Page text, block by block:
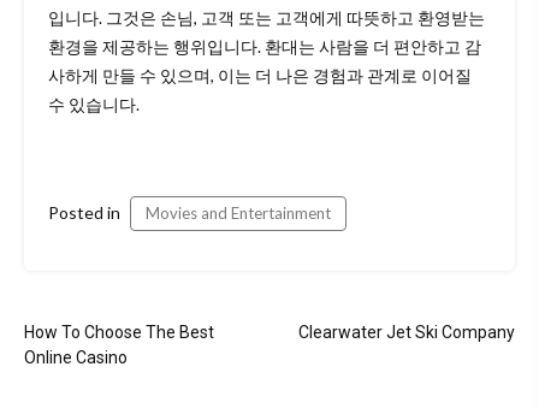
입니다. 그것은 손님, 고객 또는 고객에게 따뜻하고 환영받는
환경을 제공하는 행위입니다. 환대는 사람을 더 편안하고 감
사하게 만들 수 있으며, 이는 더 나은 경험과 관계로 이어질
수 있습니다.
Posted in Movies and Entertainment
Post
navigation
How To Choose The Best
Online Casino
Clearwater Jet Ski Company